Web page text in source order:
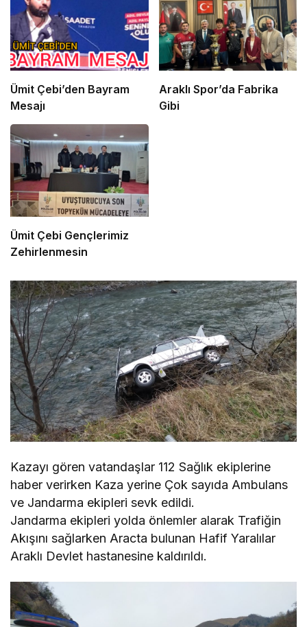
Ümit Çebi’den Bayram
Mesajı
Araklı Spor’da Fabrika
Gibi
Ümit Çebi Gençlerimiz
Zehirlenmesin
Kazayı gören vatandaşlar 112 Sağlık ekiplerine
haber verirken Kaza yerine Çok sayıda Ambulans
ve Jandarma ekipleri sevk edildi.
Jandarma ekipleri yolda önlemler alarak Trafiğin
Akışını sağlarken Aracta bulunan Hafif Yaralılar
Araklı Devlet hastanesine kaldırıldı.